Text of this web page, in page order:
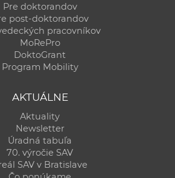
Pre doktorandov
post-doktorandov
pracovníkov
MoRePro
DoktoGrant
Program Mobility
AKTUÁLNE
Aktuality
Newsletter
Úradná tabuľa
70. výročie SAV
SAV v Bratislave